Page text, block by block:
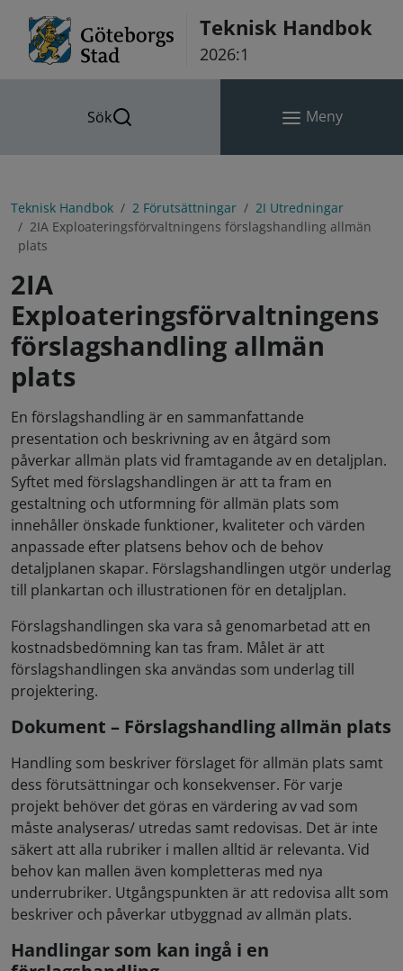
Teknisk Handbok
2026:1
Sök Meny
Teknisk Handbok 2 Förutsättningar
2I Utredningar
2IA Exploateringsförvaltningens förslagshandling allmän
plats
2IA
Exploateringsförvaltningens
förslagshandling allmän
plats
En förslagshandling är en sammanfattande
presentation och beskrivning av en åtgärd som
påverkar allmän plats vid framtagande av en detaljplan.
Syftet med förslagshandlingen är att ta fram en
gestaltning och utformning för allmän plats som
innehåller önskade funktioner, kvaliteter och värden
anpassade efter platsens behov och de behov
detaljplanen skapar. Förslagshandlingen utgör underlag
till plankartan och illustrationen för en detaljplan.
Förslagshandlingen ska vara så genomarbetad att en
kostnadsbedömning kan tas fram. Målet är att
förslagshandlingen ska användas som underlag till
projektering.
Dokument – Förslagshandling allmän plats
Handling som beskriver förslaget för allmän plats samt
dess förutsättningar och konsekvenser. För varje
projekt behöver det göras en värdering av vad som
måste analyseras/ utredas samt redovisas. Det är inte
säkert att alla rubriker i mallen alltid är relevanta. Vid
behov kan mallen även kompletteras med nya
underrubriker. Utgångspunkten är att redovisa allt som
beskriver och påverkar utbyggnad av allmän plats.
Handlingar som kan ingå i en